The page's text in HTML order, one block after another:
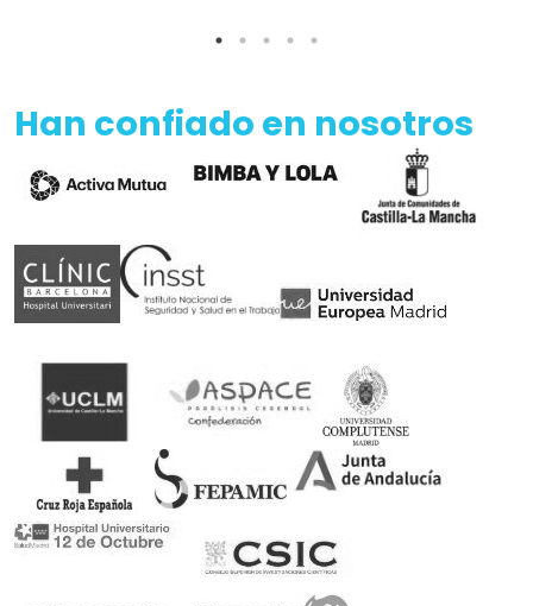
Han confiado en nosotros